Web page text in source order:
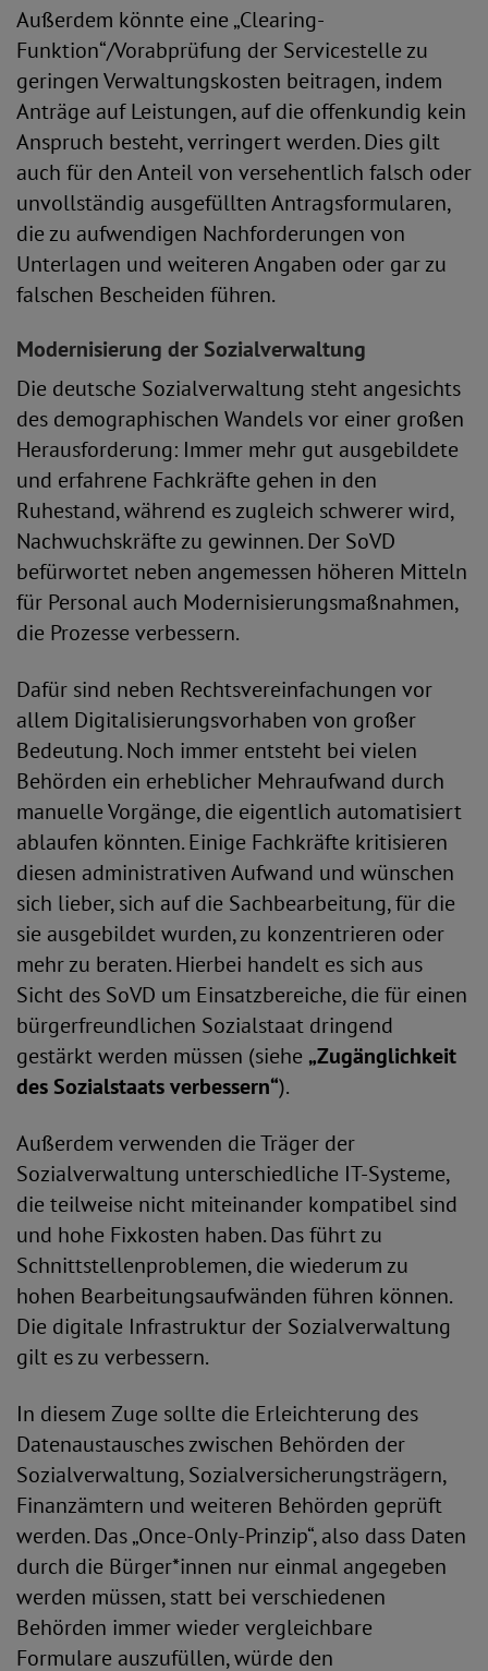
Außerdem könnte eine „Clearing-
Funktion“/Vorabprüfung der Servicestelle zu
geringen Verwaltungskosten beitragen, indem
Anträge auf Leistungen, auf die offenkundig kein
Anspruch besteht, verringert werden. Dies gilt
auch für den Anteil von versehentlich falsch oder
unvollständig ausgefüllten Antragsformularen,
die zu aufwendigen Nachforderungen von
Unterlagen und weiteren Angaben oder gar zu
falschen Bescheiden führen.
Modernisierung der Sozialverwaltung
Die deutsche Sozialverwaltung steht angesichts
des demographischen Wandels vor einer großen
Herausforderung: Immer mehr gut ausgebildete
und erfahrene Fachkräfte gehen in den
Ruhestand, während es zugleich schwerer wird,
Nachwuchskräfte zu gewinnen. Der SoVD
befürwortet neben angemessen höheren Mitteln
für Personal auch Modernisierungsmaßnahmen,
die Prozesse verbessern.
Dafür sind neben Rechtsvereinfachungen vor
allem Digitalisierungsvorhaben von großer
Bedeutung. Noch immer entsteht bei vielen
Behörden ein erheblicher Mehraufwand durch
manuelle Vorgänge, die eigentlich automatisiert
ablaufen könnten. Einige Fachkräfte kritisieren
diesen administrativen Aufwand und wünschen
sich lieber, sich auf die Sachbearbeitung, für die
sie ausgebildet wurden, zu konzentrieren oder
mehr zu beraten. Hierbei handelt es sich aus
Sicht des SoVD um Einsatzbereiche, die für einen
bürgerfreundlichen Sozialstaat dringend
gestärkt werden müssen (siehe „Zugänglichkeit
des Sozialstaats verbessern“).
Außerdem verwenden die Träger der
Sozialverwaltung unterschiedliche IT-Systeme,
die teilweise nicht miteinander kompatibel sind
und hohe Fixkosten haben. Das führt zu
Schnittstellenproblemen, die wiederum zu
hohen Bearbeitungsaufwänden führen können.
Die digitale Infrastruktur der Sozialverwaltung
gilt es zu verbessern.
In diesem Zuge sollte die Erleichterung des
Datenaustausches zwischen Behörden der
Sozialverwaltung, Sozialversicherungsträgern,
Finanzämtern und weiteren Behörden geprüft
werden. Das „Once-Only-Prinzip“, also dass Daten
durch die Bürger*innen nur einmal angegeben
werden müssen, statt bei verschiedenen
Behörden immer wieder vergleichbare
Formulare auszufüllen, würde den